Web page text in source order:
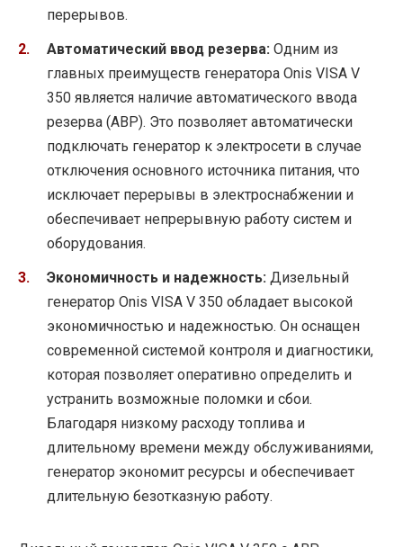
перерывов.
Автоматический ввод резерва: Одним из
главных преимуществ генератора Onis VISA V
350 является наличие автоматического ввода
резерва (АВР). Это позволяет автоматически
подключать генератор к электросети в случае
отключения основного источника питания, что
исключает перерывы в электроснабжении и
обеспечивает непрерывную работу систем и
оборудования.
Экономичность и надежность: Дизельный
генератор Onis VISA V 350 обладает высокой
экономичностью и надежностью. Он оснащен
современной системой контроля и диагностики,
которая позволяет оперативно определить и
устранить возможные поломки и сбои.
Благодаря низкому расходу топлива и
длительному времени между обслуживаниями,
генератор экономит ресурсы и обеспечивает
длительную безотказную работу.